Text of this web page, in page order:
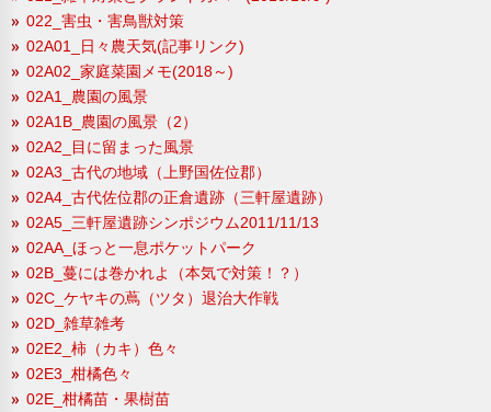
022_害虫・害鳥獣対策
02A01_日々農天気(記事リンク)
02A02_家庭菜園メモ(2018～)
02A1_農園の風景
02A1B_農園の風景（2）
02A2_目に留まった風景
02A3_古代の地域（上野国佐位郡）
02A4_古代佐位郡の正倉遺跡（三軒屋遺跡）
02A5_三軒屋遺跡シンポジウム2011/11/13
02AA_ほっと一息ポケットパーク
02B_蔓には巻かれよ（本気で対策！？）
02C_ケヤキの蔦（ツタ）退治大作戦
02D_雑草雑考
02E2_柿（カキ）色々
02E3_柑橘色々
02E_柑橘苗・果樹苗